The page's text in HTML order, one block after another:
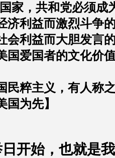
家，共和党必须成
济利益而激烈斗争
会利益而大胆发言
国爱国者的文化价
民粹主义，有人称
国为先】
日开始，也就是